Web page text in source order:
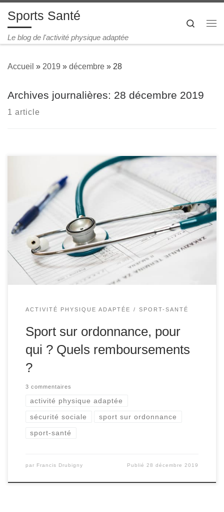
Passer au contenu
Sports Santé
Le blog de l'activité physique adaptée
Search
Accueil » 2019 » décembre » 28
Archives journalières: 28 décembre 2019
1 article
Le sport sur ordonnance représente la possibilité pour
certains patients de pratiquer une activité physique
adaptée dans le cadre d’un traitement médical spécifique.
Ce dispositif concerne les personnes souffrant d’une
maladie parmi la catégorie des Affections de Longue
Durée (ALD). Cela regroupe 30 maladies nécessitant un
traitement particulier. Dans le parcours de soins […]
ACTIVITÉ PHYSIQUE ADAPTÉE SPORT-SANTÉ
Sport sur ordonnance, pour
qui ? Quels remboursements
?
3 commentaires
activité physique adaptée
sécurité sociale sport sur ordonnance
sport-santé
par Francis Drubigny Publié28 décembre 2019